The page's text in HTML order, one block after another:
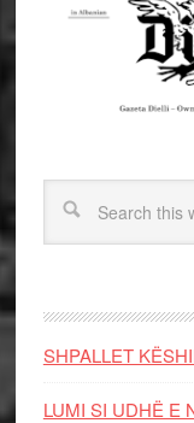
SHPALLET
LUMI SI UDHË E